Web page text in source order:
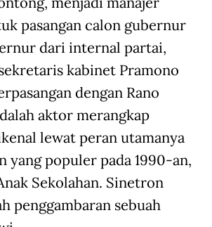
pasangan calon gubernur
dari internal partai,
kabinet Pramono
dengan Rano
aktor merangkap
lewat peran utamanya
yang populer pada 1990-an,
Sekolahan. Sinetron
penggambaran sebuah